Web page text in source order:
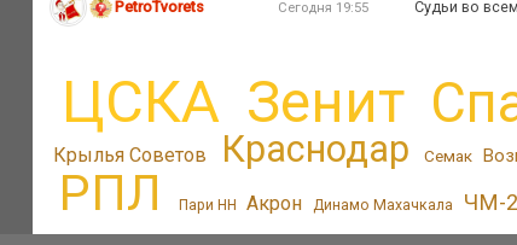
PetroTvorets Сегодня 19:55 Судьи во
ЦСКА Зенит
Крылья Советов Краснодар Семак
РПЛ Пари НН Акрон Динамо Махачкала ЧМ-